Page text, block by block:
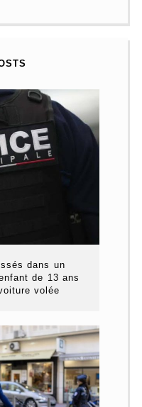
dans un
de 13 ans
volée